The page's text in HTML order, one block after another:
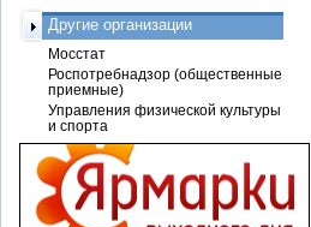
Другие организации
Мосстат
Роспотребнадзор (общественные
приемные)
Управления физической культуры
и спорта